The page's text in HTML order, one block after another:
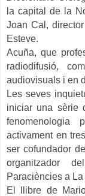
la capital de la
Joan Cal,
Esteve.
Acuña, que
radiodifusió,
audiovisuals i en
Les seves
iniciar una sèrie
fenomenologia
activament en
ser cofundador
organitzador
Paraciències a
El llibre de